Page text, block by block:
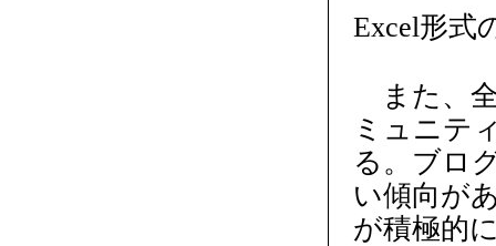
Excel形式
また、
ミュニテ
る。ブロ
い傾向が
が積極的